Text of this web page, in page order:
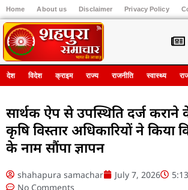
Home About us Disclaimer Privacy Policy
देश विदेश क्राइम राज्य राजनीति स्वास्थ्य
सार्थक ऐप से उपस्थिति दर्ज
कृषि विस्तार अधिकारियों ने किया
के नाम सौंपा ज्ञापन
shahapura samachar July 7, 2026
No Comments